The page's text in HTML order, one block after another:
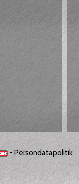
- Persondatapolitik